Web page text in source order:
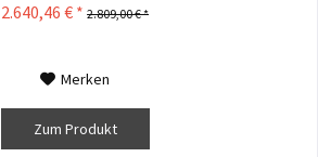
2.640,46 € * 2.809,00 € *
Merken
Zum Produkt